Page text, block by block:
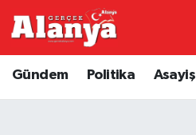
Gündem Politika Asayiş
Genel
Trafik Durumu